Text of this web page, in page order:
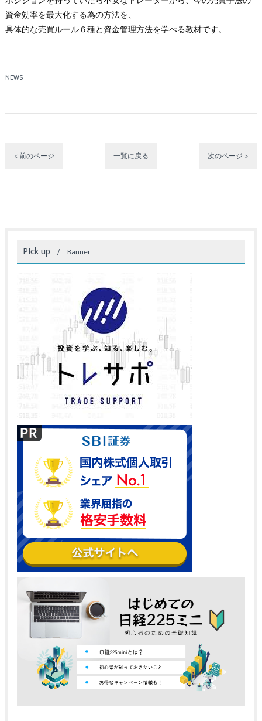
資金効率を最大化する為の方法を、
具体的な売買ルール６種と資金管理方法を学べる教材です。
NEWS
< 前のページ 一覧に戻る 次のページ >
PIck up Banner